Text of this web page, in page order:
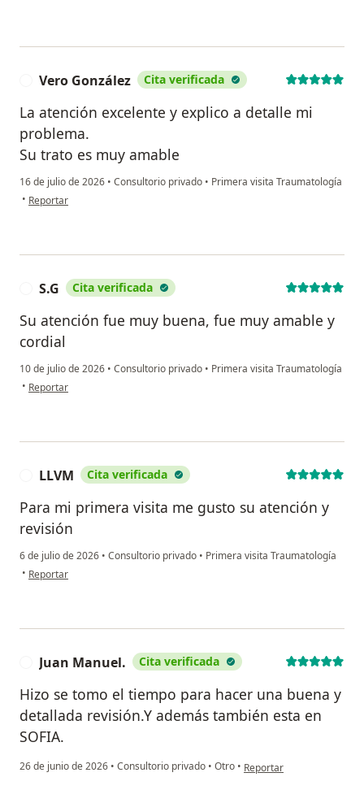
Vero González Cita verificada
La atención excelente y explico a detalle mi
problema.
Su trato es muy amable
16 de julio de 2026 • Consultorio privado • Primera visita Traumatología
• en opinión del usuario Vero González
Reportar
S.G Cita verificada
Su atención fue muy buena, fue muy amable y
cordial
10 de julio de 2026 • Consultorio privado • Primera visita Traumatología
• en opinión del usuario S.G
Reportar
LLVM Cita verificada
Para mi primera visita me gusto su atención y
revisión
6 de julio de 2026 • Consultorio privado • Primera visita Traumatología
• en opinión del usuario LLVM
Reportar
Juan Manuel. Cita verificada
Hizo se tomo el tiempo para hacer una buena y
detallada revisión.Y además también esta en
SOFIA.
26 de junio de 2026 • Consultorio privado • Otro • en opinión del usuario
Reportar